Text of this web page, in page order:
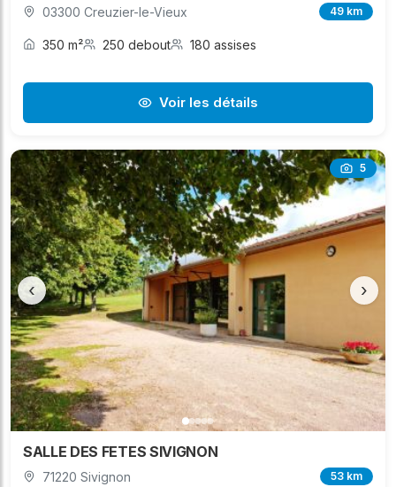
03300 Creuzier-le-Vieux 49 km
350 m² 250 debout 180 assises
Voir les détails
5
‹ ›
SALLE DES FETES SIVIGNON
71220 Sivignon 53 km